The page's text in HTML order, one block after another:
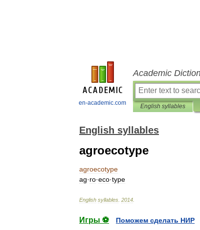
en-academic.com
Academic
English syllables
English syllables
agroecotype
agroecotype
ag·ro·eco·type
English syllables 2014
Игры ⚽
Поможем сделать НИР